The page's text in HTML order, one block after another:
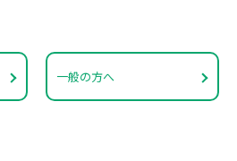
一般の方へ